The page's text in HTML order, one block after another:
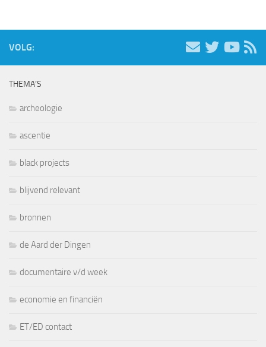
VOLG:
THEMA’S
archeologie
ascentie
black projects
blijvend relevant
bronnen
de Aard der Dingen
documentaire v/d week
economie en financiën
ET/ED contact